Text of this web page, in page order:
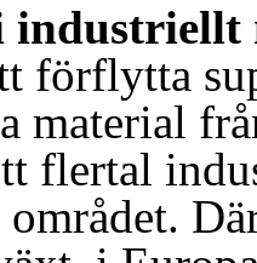
industriellt
förflytta
material
flertal
området.